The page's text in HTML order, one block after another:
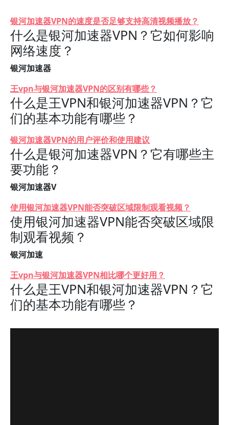
银河加速器VPN的速度是否足够支持高清视频播放？
什么是银河加速器VPN？它如何影响
网络速度？
银河加速器
王vpn与银河加速器VPN的区别有哪些？
什么是王VPN和银河加速器VPN？它
们的基本功能有哪些？
银河加速器VPN的用户评价和使用建议
什么是银河加速器VPN？它有哪些主
要功能？
银河加速器V
使用银河加速器VPN能否突破区域限制观看视频？
使用银河加速器VPN能否突破区域限
制观看视频？
银河加速
王vpn与银河加速器VPN相比哪个更好用？
什么是王VPN和银河加速器VPN？它
们的基本功能有哪些？